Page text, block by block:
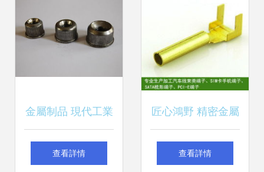
金屬制品 現代工業
的堅實脊梁
查看詳情
匠心鴻野 精密金屬
制品領域的匠心之
查看詳情